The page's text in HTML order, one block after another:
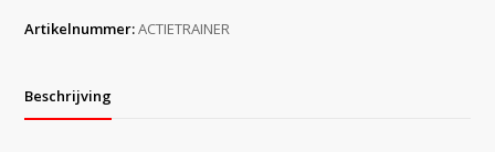
Artikelnummer:ACTIETRAINER
Beschrijving